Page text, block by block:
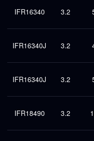
IFR16340 3.2
IFR16340J 3.2
IFR16340J 3.2
IFR18490 3.2